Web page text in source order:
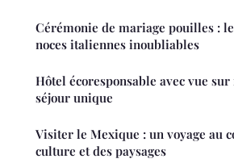
Cérémonie de mariage pouilles :
noces italiennes inoubliables
Hôtel écoresponsable avec vue
séjour unique
Visiter le Mexique : un voyage au
culture et des paysages